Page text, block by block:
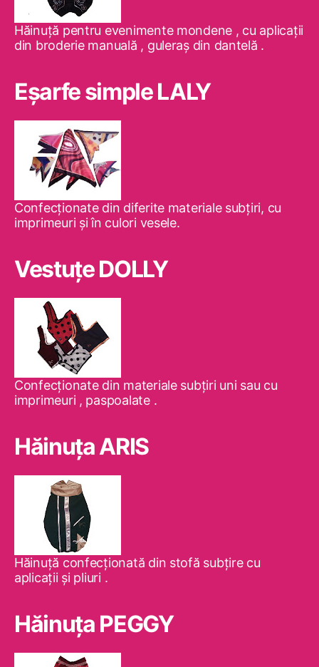
Hăinuţă pentru evenimente mondene , cu aplicaţii
din broderie manuală , guleraş din dantelă .
Eşarfe simple LALY
Confecţionate din diferite materiale subţiri, cu
imprimeuri şi în culori vesele.
Vestuţe DOLLY
Confecţionate din materiale subţiri uni sau cu
imprimeuri , paspoalate .
Hăinuţa ARIS
Hăinuţă confecţionată din stofă subţire cu
aplicaţii şi pliuri .
Hăinuţa PEGGY